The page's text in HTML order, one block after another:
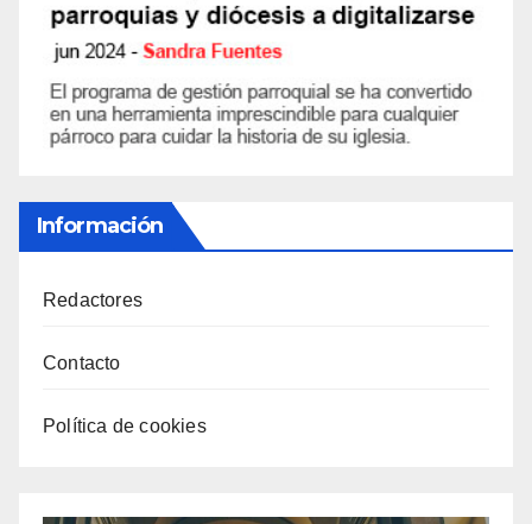
Información
Redactores
Contacto
Política de cookies